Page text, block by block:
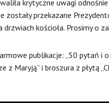
krytyczne uwagi
zostały przekazane
kościoła. Prosimy o
publikacje: „50 pytań i
z Maryją” i broszura z płytą